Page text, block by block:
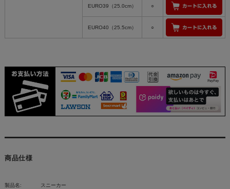
EURO39（25.0cm） ○
EURO40（25.5cm） ○
商品仕様
製品名: スニーカー